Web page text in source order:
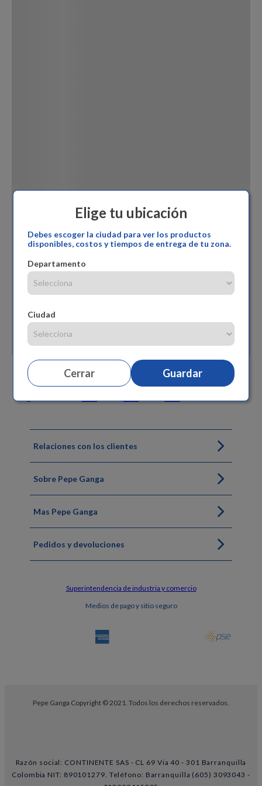
Elige tu ubicación
Debes escoger la ciudad para ver los productos
disponibles, costos y tiempos de entrega de tu zona.
Departamento
Ciudad
Cerrar Guardar
Relaciones con los clientes
Sobre Pepe Ganga
Mas Pepe Ganga
Pedidos y devoluciones
Superintendencia de industria y comercio
Medios de pago y sitio seguro
Pepe Ganga Copyright © 2021. Todos los derechos reservados.
Razón social: CONTINENTE SAS - CL 69 Via 40 - 301 Barranquilla
Colombia NIT: 890101279. Teléfono: Barranquilla (605) 3093043 -